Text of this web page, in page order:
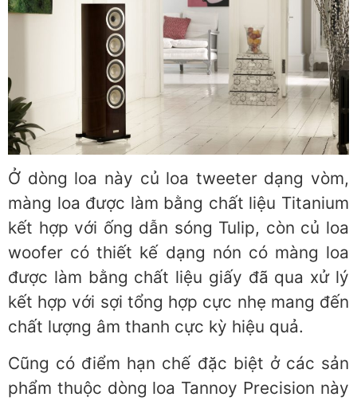
Ở dòng loa này củ loa tweeter dạng vòm,
màng loa được làm bằng chất liệu Titanium
kết hợp với ống dẫn sóng Tulip, còn củ loa
woofer có thiết kế dạng nón có màng loa
được làm bằng chất liệu giấy đã qua xử lý
kết hợp với sợi tổng hợp cực nhẹ mang đến
chất lượng âm thanh cực kỳ hiệu quả.
Cũng có điểm hạn chế đặc biệt ở các sản
phẩm thuộc dòng loa Tannoy Precision này